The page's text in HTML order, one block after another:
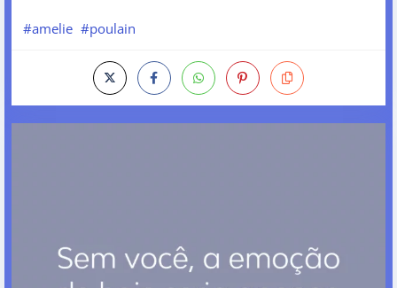
#amelie #poulain